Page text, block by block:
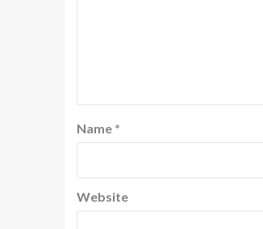
Name *
Website